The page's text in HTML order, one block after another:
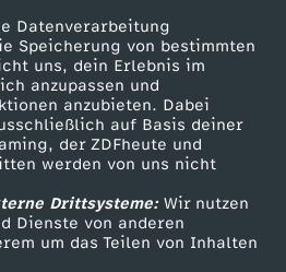
Datenverarbeitung
Speicherung von bestimmten
uns, dein Erlebnis im
anzupassen und
anzubieten. Dabei
auf Basis deiner
der ZDFheute und
werden von uns nicht
Drittsysteme:Wir nutzen
Dienste von anderen
um das Teilen von Inhalten
Zuschauerservice
Hilfe